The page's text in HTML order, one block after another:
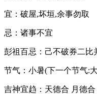
宜：破屋,坏垣,余事勿取
忌：诸事不宜
彭祖百忌：己不破券二比
节气：小暑(下一个节气:
吉神宜趋：天德合 月德合